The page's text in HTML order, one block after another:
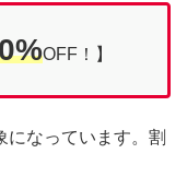
OFF！】
になっています。割